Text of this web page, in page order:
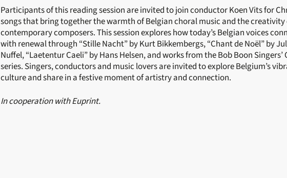
Participants of this reading session are invited to join conductor Koen Vits for
songs that bring together the warmth of Belgian choral music and the creativity
contemporary composers. This session explores how today’s Belgian voices
with renewal through “Stille Nacht” by Kurt Bikkembergs, “Chant de Noël” by
Nuffel, “Laetentur Caeli” by Hans Helsen, and works from the Bob Boon
series. Singers, conductors and music lovers are invited to explore Belgium’s
culture and share in a festive moment of artistry and connection.
In cooperation with Euprint.